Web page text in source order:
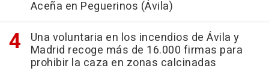
Aceña en Peguerinos (Ávila)
Una voluntaria en los incendios de Ávila y
Madrid recoge más de 16.000 firmas para
prohibir la caza en zonas calcinadas